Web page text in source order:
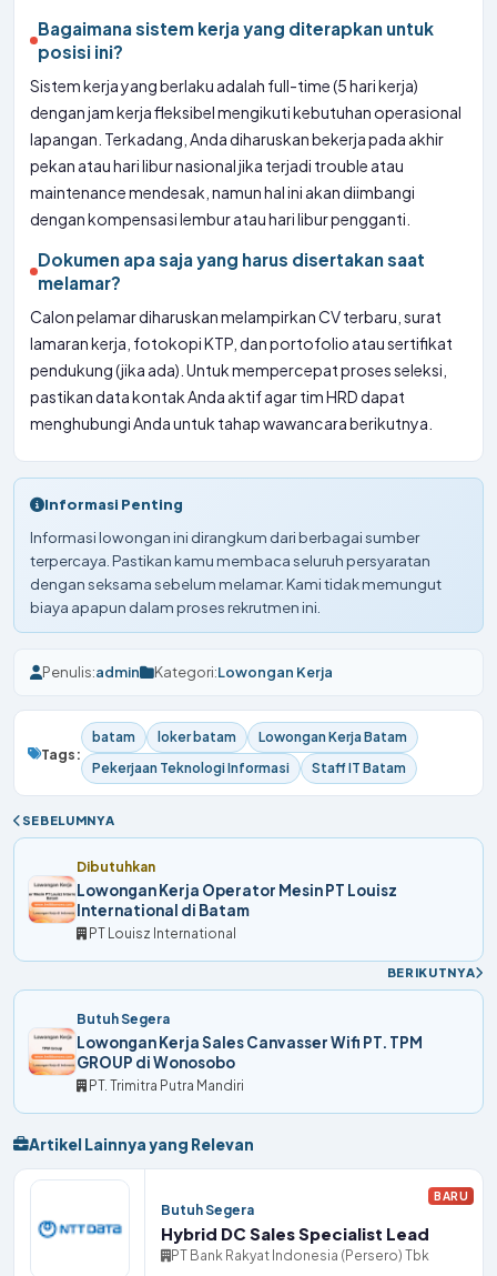
Bagaimana sistem kerja yang diterapkan untuk
posisi ini?
Sistem kerja yang berlaku adalah full-time (5 hari kerja)
dengan jam kerja fleksibel mengikuti kebutuhan operasional
lapangan. Terkadang, Anda diharuskan bekerja pada akhir
pekan atau hari libur nasional jika terjadi trouble atau
maintenance mendesak, namun hal ini akan diimbangi
dengan kompensasi lembur atau hari libur pengganti.
Dokumen apa saja yang harus disertakan saat
melamar?
Calon pelamar diharuskan melampirkan CV terbaru, surat
lamaran kerja, fotokopi KTP, dan portofolio atau sertifikat
pendukung (jika ada). Untuk mempercepat proses seleksi,
pastikan data kontak Anda aktif agar tim HRD dapat
menghubungi Anda untuk tahap wawancara berikutnya.
Informasi Penting
Informasi lowongan ini dirangkum dari berbagai sumber
terpercaya. Pastikan kamu membaca seluruh persyaratan
dengan seksama sebelum melamar. Kami tidak memungut
biaya apapun dalam proses rekrutmen ini.
Penulis:admin Kategori:Lowongan Kerja
Tags:
batam loker batam
Lowongan Kerja Batam
Pekerjaan Teknologi Informasi
Staff IT Batam
SEBELUMNYA
Dibutuhkan
Lowongan Kerja Operator Mesin PT Louisz
International di Batam
PT Louisz International
BERIKUTNYA
Butuh Segera
Lowongan Kerja Sales Canvasser Wifi PT. TPM
GROUP di Wonosobo
PT. Trimitra Putra Mandiri
Artikel Lainnya yang Relevan
Butuh Segera
Hybrid DC Sales Specialist Lead
PT Bank Rakyat Indonesia (Persero) Tbk
BARU